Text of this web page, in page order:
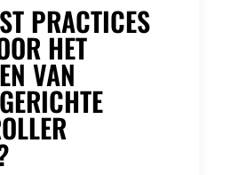
PRACTICES
HET
VAN